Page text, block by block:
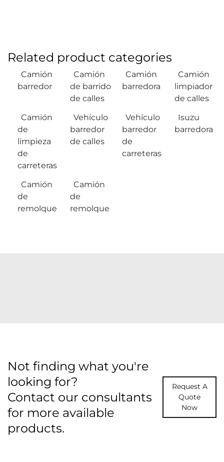
Related product categories
Camión
barredor
Camión
de barrido
de calles
Camión
barredora
Camión
limpiador
de calles
Camión
de
limpieza
de
carreteras
Vehículo
barredor
de calles
Vehículo
barredor
de
carreteras
Isuzu
barredora
Camión
de
remolque
Camión
de
remolque
Not finding what you're
looking for?
Contact our consultants
for more available
products.
Request A
Quote
Now